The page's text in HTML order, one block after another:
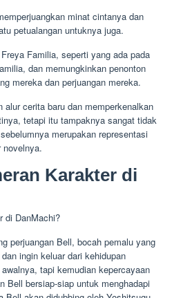
minat cintanya dan
petualangan untuknya juga.
Familia, seperti yang ada pada
dan memungkinkan penonton
mereka dan perjuangan mereka.
cerita baru dan memperkenalkan
tetapi itu tampaknya sangat tidak
merupakan representasi
novelnya.
Karakter di
perjuangan Bell, bocah pemalu yang
ingin keluar dari kehidupan
tapi kemudian kepercayaan
Bell bersiap-siap untuk menghadapi